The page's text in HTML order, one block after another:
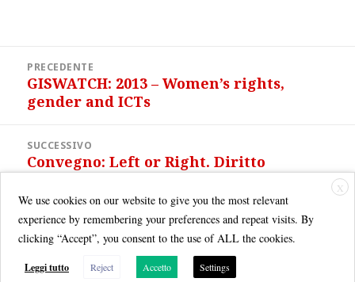
articoliPRECEDENTE
Articolo
precedente:
GISWATCH: 2013 – Women’s rights,
gender and ICTs
SUCCESSIVO
Articolo
Convegno: Left or Right. Diritto
X
We use cookies on our website to give you the most relevant
experience by remembering your preferences and repeat visits. By
clicking “Accept”, you consent to the use of ALL the cookies.
Leggi tutto Reject Accetto Settings